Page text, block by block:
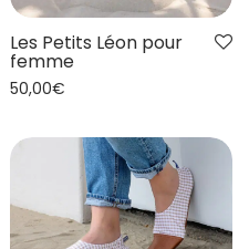
Les Petits Léon pour
femme
50,00€